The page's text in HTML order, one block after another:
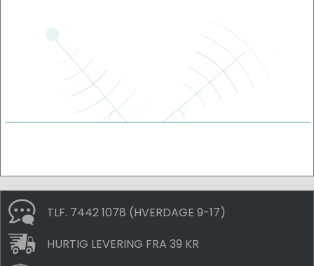
TLF. 7442 1078 (HVERDAGE 9-17)
HURTIG LEVERING FRA 39 KR